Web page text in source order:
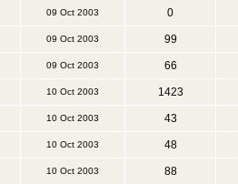
09 Oct 2003 0
09 Oct 2003 99
09 Oct 2003 66
10 Oct 2003 1423
10 Oct 2003 43
10 Oct 2003 48
10 Oct 2003 88